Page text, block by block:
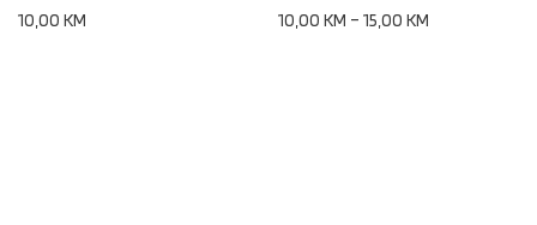
10,00 KM 10,00KM – 15,00KM